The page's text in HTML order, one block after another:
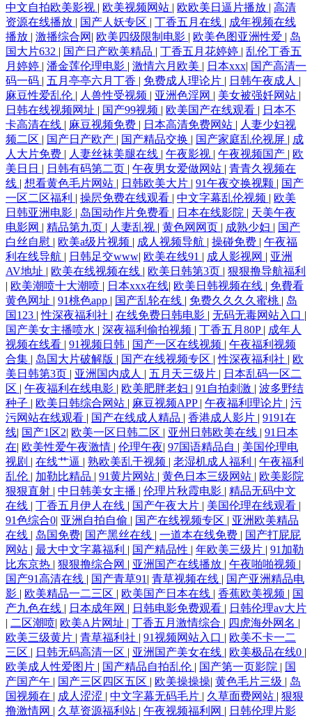
中文自拍欧美影视 | 欧美视频网站 | 欧欧美日逼片播放 | 高清
资源在线播放 | 国产人妖专区 | 丁香五月在线 | 成年视频在线
播放 | 激播综合网 | 欧美四级限制电影 | 欧美色图亚洲性爱 | 岛
国大片632 | 国产日产欧美精品 | 丁香五月花婷婷 | 乱伦丁香五
月婷婷 | 潘金莲伦理电影 | 激情六月欧美 | 日本xxx| 国产高清一
码一码 | 五月亭亭六月丁香 | 免费成人理论片 | 日韩午夜成人 |
麻豆性爱乱伦 | 人兽性受视频 | 亚洲色淫网 | 美女被强奷网站 |
日韩在线视频网址 | 国产99视频 | 欧美国产在线观看 | 日本不
卡高清在线 | 麻豆视频免费 | 日本高清免费网站 | 人妻少妇视
频二区 | 国产日产欧产 | 国产精品交换 | 国产家庭乱伦视屏 | 成
人大片免费 | 人妻丝袜美腿在线 | 午夜影视 | 午夜视频国产 | 欧
美日日 | 日韩有码第二页 | 午夜男女爱做网站 | 青青久视频在
线 | 想看黄色毛片网站 | 日韩欧美大片 | 91午夜交换视颗 | 国产
一区二区福利 | 操屄免费在线观看 | 中文字幕乱伦视频 | 欧美
日韩亚洲电影 | 岛国动作片免费看 | 日本在线影院 | 天美午夜
电影网 | 精品第九页 | 人妻乱视 | 黄色网网页 | 成熟少妇 | 国产
白丝自慰 | 欧美a级片视频 | 成人视频导航 | 操碰免费 | 午夜福
利在线导航 | 日韩足交www| 欧美在线91 | 成人影视网 | 亚洲
AV地址 | 欧美在线视频在线 | 欧美日韩第3页 | 狠狠撸导航福利
| 欧美潮喷十大潮喷 | 日本xxx在线| 欧美日韩视频在线 | 免費看
黄色网址 | 91桃色app | 国产乱轮在线 | 免费久久久久蜜桃 | 岛
国123 |性深夜福利社 | 在线免费日韩电影 | 无码无毒网站入口 |
国产美女主播喷水 | 深夜福利偷拍视频 | 丁香五月80P | 成年人
视频在线看 | 91视频日韩 | 国产一区在线视频 | 午夜福利视频
合集 | 岛国大片破解版 | 国产在线视频专区 |性深夜福利社 | 欧
美日韩第3页 | 亚洲国内成人 | 五月天三级片 | 日本乱码一区二
区 | 午夜福利在线电影 | 欧美肥胖老妇 | 91自拍刺激 | 波多野结
种子 | 欧美日韩综合网站 | 麻豆视频APP | 午夜福利理论片 | 污
污网站在线观看 | 国产在线成人精品 | 香港成人影片 | 9191在
线| 国产1区2| 欧美一区日韩二区 | 亚州日韩欧美在线 | 91日本
在| 欧美性爱午夜激情 | 伦理午夜| 97国语精品自 | 美国伦理电
视剧 | 在线艹逼 | 熟欧美乱干视频 | 老湿机成人福利 | 午夜福利
乱伦 | 加勒比精品 | 91黄片网站 | 黄色日本三级网站 | 欧美影院
狠狠直射 | 中日韩美女主播 | 伦理片秋霞电影 | 精品无码中文
在线 | 丁香五月伊人在线 | 国产午夜大片 | 美国伦理在线观看 |
91色综合0| 亚洲自拍自偷 | 国产在线视频专区 | 亚洲欧美精品
在线 | 岛国免费| 国产黑丝在线 | 一道本在线免费 | 国产打屁屁
网站 | 最大中文字幕福利 | 国产精品性 | 年欧美三级片 | 91加勒
比东京热 | 狠狠撸综合网 | 亚洲国产在线播放 | 午夜啪啪视频 |
国产91高清在线 | 国产青草91 | 青草视频在线 | 国产亚洲精品电
影 | 欧美精品一二三区 | 欧美国产日本在线 | 香蕉欧美视频 | 国
产九色在线 | 日本成年网 | 日韩电影免费观看 | 日韩伦理av大片
| 二区潮喷| 欧美A片网址 | 丁香五月激情综合 | 四虎海外网名 |
欧美三级黄片 | 青草福利社 | 91视频网站入口 | 欧美不卡一二
三区 | 日韩无码高清一区 | 亚洲国产美女在线 | 欧美极品在线0 |
欧美成人性爱图片 | 国产精品自拍乱伦 | 国产第一页影院 | 国
产国产午 | 国产三区四区五区 | 欧美操操操| 黄色毛片三级 | 岛
国视频在 | 成人涩涩 | 中文字幕无码毛片 | 久草面费网站 | 狠狠
撸激情网 | 久草资源福利站 | 午夜视频福利网 | 日韩伦理片影